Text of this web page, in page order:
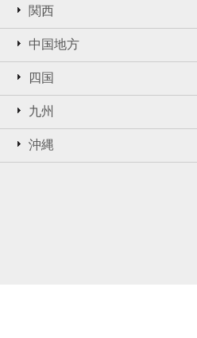
関西
中国地方
四国
九州
沖縄